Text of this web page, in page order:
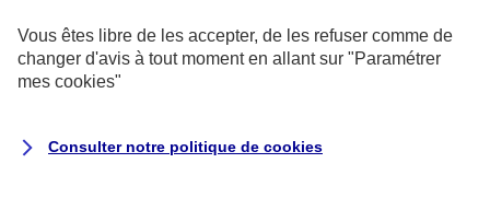
Siège social :
8-10, rue Paul Vaillant Couturier
Vous êtes libre de les accepter, de les refuser comme de
changer d'avis à tout moment en allant sur "Paramétrer
mes cookies"
Consulter notre politique de cookies